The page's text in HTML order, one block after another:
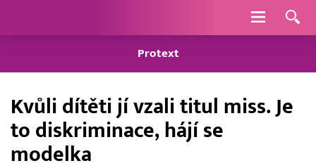
Navigace
Protext
Kvůli dítěti jí vzali titul miss. Je
to diskriminace, hájí se
modelka